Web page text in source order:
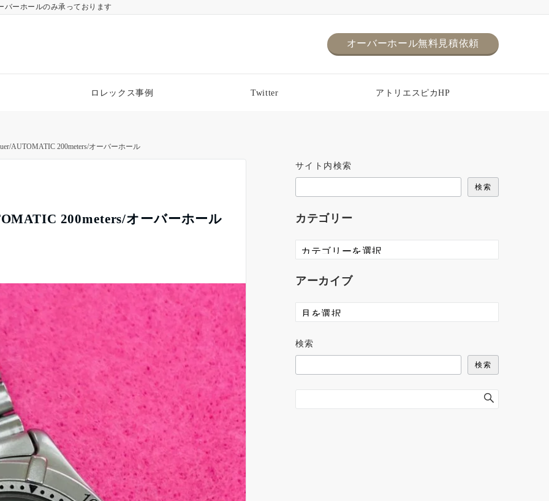
バーホールのみ承っております
オーバーホール無料見積依頼
ロレックス事例 Twitter アトリエスピカHP
AUTOMATIC 200meters/オーバーホール
200meters/オーバーホール
サイト内検索
検索
カテゴリー
アーカイブ
検索
検索